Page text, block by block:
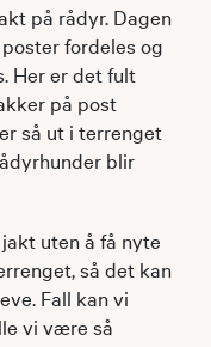
på rådyr. Dagen
fordeles og
Her er det fult
på post
så ut i terrenget
blir
uten å få nyte
så det kan
Fall kan vi
vi være så